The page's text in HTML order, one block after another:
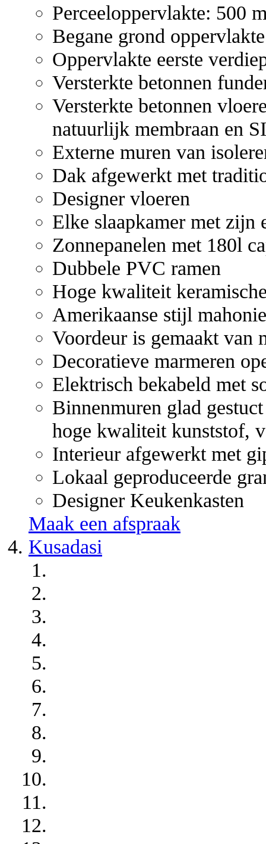
Perceeloppervlakte: 500
Begane grond
Oppervlakte eerste
Versterkte betonnen
Versterkte betonnen
natuurlijk membraan en
Externe muren van
Dak afgewerkt met
Designer vloeren
Elke slaapkamer met zijn
Zonnepanelen met 180l
Dubbele PVC ramen
Hoge kwaliteit
Amerikaanse stijl
Voordeur is gemaakt van
Decoratieve marmeren
Elektrisch bekabeld met
Binnenmuren glad
hoge kwaliteit kunststof,
Interieur afgewerkt met
Lokaal geproduceerde
Designer Keukenkasten
Maak een afspraak
Kusadasi